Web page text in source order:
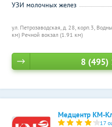
ул. Петрозаводская, д. 28, корп.3,
км) Речной вокзал (1.91 км)
УЗИ молочных желез
8 (495)
Медцентр КМ-
17